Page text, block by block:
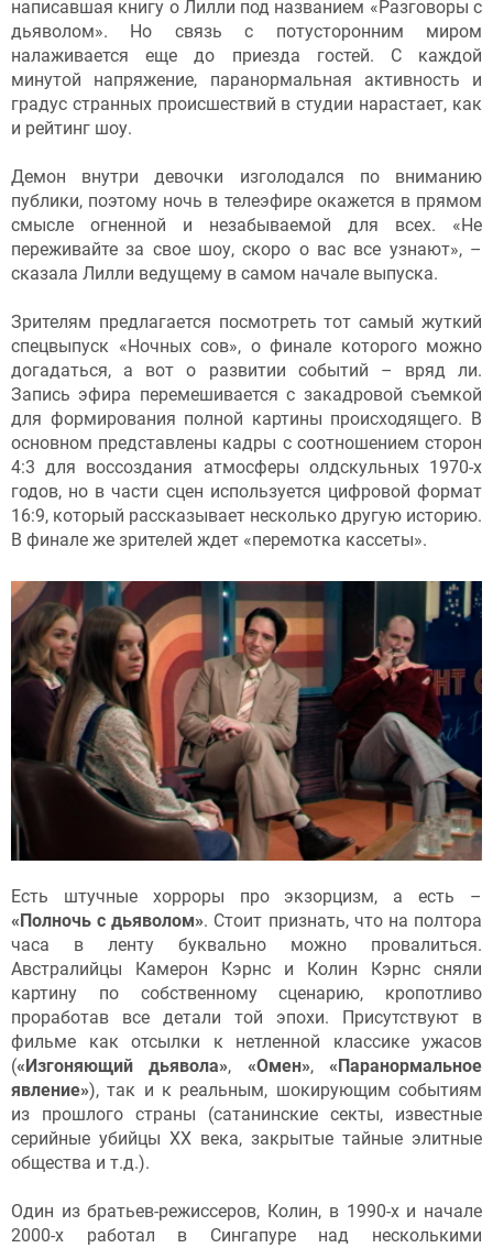
написавшая книгу о Лилли под названием «Разговоры с
дьяволом». Но связь с потусторонним миром
налаживается еще до приезда гостей. С каждой
минутой напряжение, паранормальная активность и
градус странных происшествий в студии нарастает, как
и рейтинг шоу.
Демон внутри девочки изголодался по вниманию
публики, поэтому ночь в телеэфире окажется в прямом
смысле огненной и незабываемой для всех. «Не
переживайте за свое шоу, скоро о вас все узнают», –
сказала Лилли ведущему в самом начале выпуска.
Зрителям предлагается посмотреть тот самый жуткий
спецвыпуск «Ночных сов», о финале которого можно
догадаться, а вот о развитии событий – вряд ли.
Запись эфира перемешивается с закадровой съемкой
для формирования полной картины происходящего. В
основном представлены кадры с соотношением сторон
4:3 для воссоздания атмосферы олдскульных 1970-х
годов, но в части сцен используется цифровой формат
16:9, который рассказывает несколько другую историю.
В финале же зрителей ждет «перемотка кассеты».
Есть штучные хорроры про экзорцизм, а есть –
«Полночь с дьяволом». Стоит признать, что на полтора
часа в ленту буквально можно провалиться.
Австралийцы Камерон Кэрнс и Колин Кэрнс сняли
картину по собственному сценарию, кропотливо
проработав все детали той эпохи. Присутствуют в
фильме как отсылки к нетленной классике ужасов
(«Изгоняющий дьявола», «Омен»,«Паранормальное
явление»), так и к реальным, шокирующим событиям
из прошлого страны (сатанинские секты, известные
серийные убийцы XX века, закрытые тайные элитные
общества и т.д.).
Один из братьев-режиссеров, Колин, в 1990-х и начале
2000-х работал в Сингапуре над несколькими